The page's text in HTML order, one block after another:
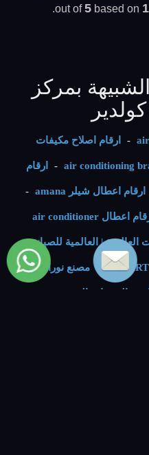
5based on
بمركز
- ارقام اصلاح مكيفات
- ارقام
ارقام اعطال شيلر amana -
ارقام اعطال air conditioner
| العالمية للصيانة
- مصنع نوراي ليد
و الخدمات التقنية